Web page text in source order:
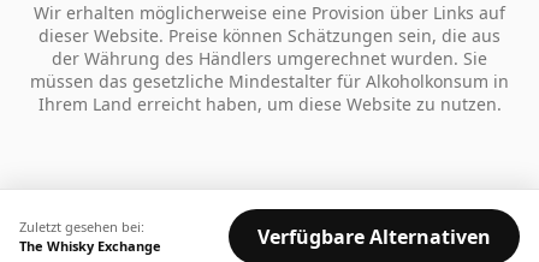
Zuletzt gesehen bei:
The Whisky Exchange
Verfügbare Alternativen
Wir erhalten möglicherweise eine Provision über Links auf
dieser Website. Preise können Schätzungen sein, die aus
der Währung des Händlers umgerechnet wurden. Sie
müssen das gesetzliche Mindestalter für Alkoholkonsum in
Ihrem Land erreicht haben, um diese Website zu nutzen.